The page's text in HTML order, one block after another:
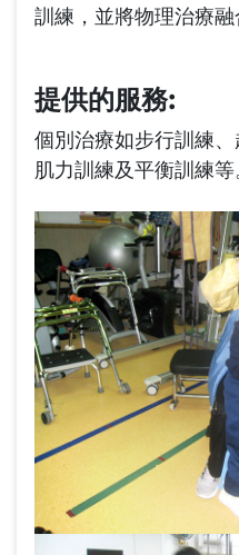
訓練，並將物理治療
提供的服務:
個別治療如步行訓練、
肌力訓練及平衡訓練等